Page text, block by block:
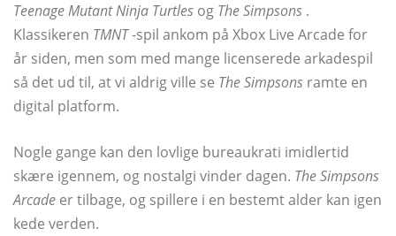
Teenage Mutant Ninja Turtles og The Simpsons .
Klassikeren TMNT-spil ankom på Xbox Live Arcade for
år siden, men som med mange licenserede arkadespil
så det ud til, at vi aldrig ville se The Simpsons ramte en
digital platform.
Nogle gange kan den lovlige bureaukrati imidlertid
skære igennem, og nostalgi vinder dagen. The Simpsons
Arcade er tilbage, og spillere i en bestemt alder kan igen
kede verden.